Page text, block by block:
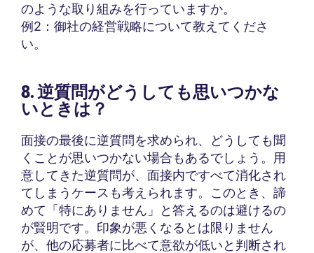
のような取り組みを行っていますか。
例2：御社の経営戦略について教えてくださ
い。
8. 逆質問がどうしても思いつかな
いときは？
面接の最後に逆質問を求められ、どうしても聞
くことが思いつかない場合もあるでしょう。用
意してきた逆質問が、面接内ですべて消化され
てしまうケースも考えられます。このとき、諦
めて「特にありません」と答えるのは避けるの
が賢明です。印象が悪くなるとは限りません
が、他の応募者に比べて意欲が低いと判断され